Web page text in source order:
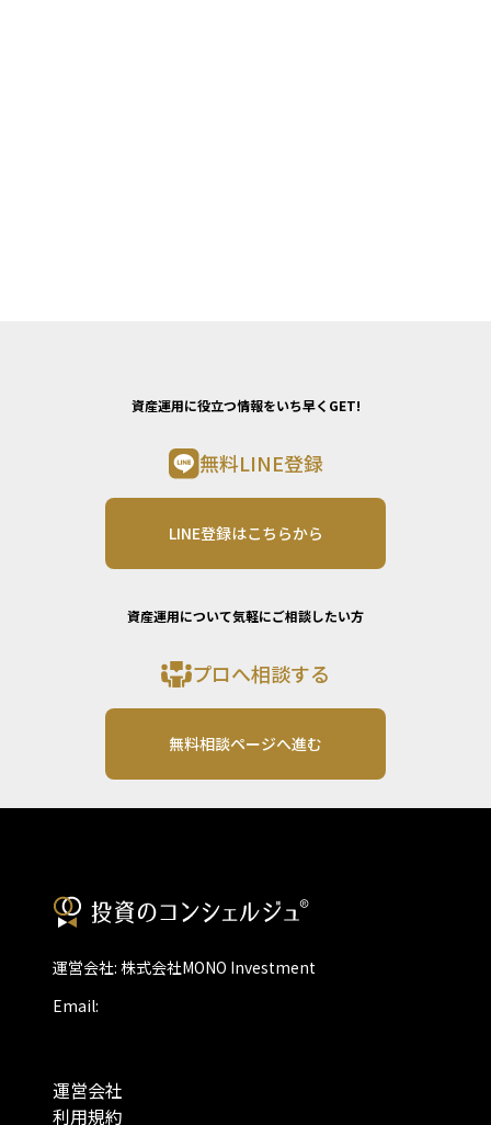
資産運用に役立つ情報をいち早くGET!
無料LINE登録
LINE登録はこちらから
資産運用について気軽にご相談したい方
プロへ相談する
無料相談ページへ進む
運営会社: 株式会社MONO Investment
Email:
運営会社
利用規約